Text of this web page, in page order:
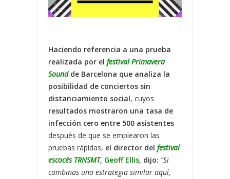
Haciendo referencia a una prueba
realizada por el festival Primavera
Soundde Barcelona que analiza la
posibilidad de conciertos sin
distanciamiento social, cuyos
resultados mostraron una tasa de
infección cero entre 500 asistentes
después de que se emplearon las
pruebas rápidas, el director del festival
escocés TRNSMT, Geoff Ellis, dijo: “Si
combinas una estrategia similar aquí,